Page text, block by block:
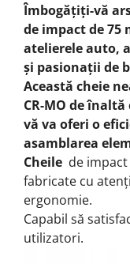
Îmbogățiți-vă
de impact de 75
atelierele auto,
și pasionații de
Această cheie
CR-MO de
vă va oferi o
asamblarea
Cheile de
fabricate cu
ergonomie.
Capabil să
utilizatori.